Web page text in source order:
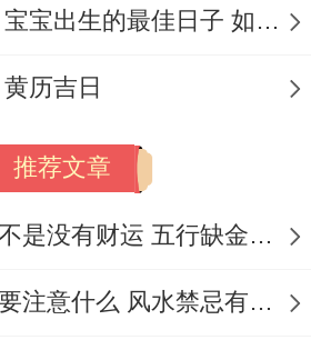
期一~农历三月廿二 冲羊
拆卸、进人口、入宅、移
无明确禁忌；吉时：丑
2024年农历12月宝宝出生的最佳日子 如何挑选适合的吉日
历吉日
推荐文章
五行缺金的人是不是没有财运 五行缺金的人命运好不好
五行缺火的人需要注意什么 风水禁忌有哪些